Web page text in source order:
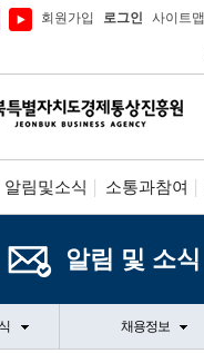
회원가입 로그인 사이트맵
알림및소식 소통과참여
알림 및 소식
채용정보